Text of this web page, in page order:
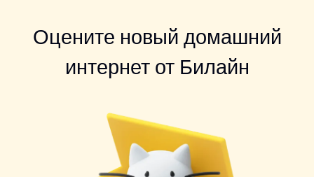
Оцените новый домашний
интернет от Билайн